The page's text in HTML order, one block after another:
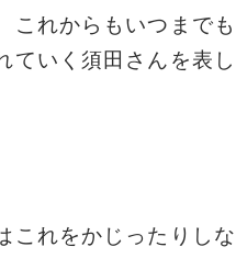
これからもいつまでも
ていく須田さんを表し
これをかじったりしな